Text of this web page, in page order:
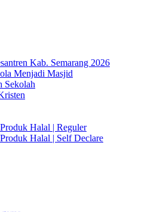
Kab. Semarang 2026
Menjadi Masjid
Sekolah
Halal | Reguler
Halal | Self Declare